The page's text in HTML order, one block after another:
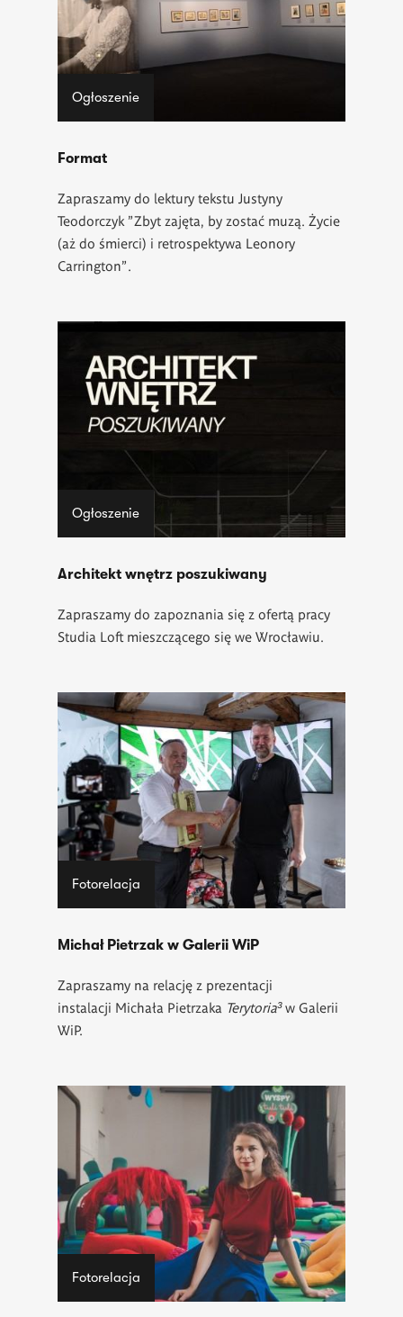
Ogłoszenie
Format
Zapraszamy do lektury tekstu Justyny
Teodorczyk "Zbyt zajęta, by zostać muzą. Życie
(aż do śmierci) i retrospektywa Leonory
Carrington".
Ogłoszenie
Architekt wnętrz poszukiwany
Zapraszamy do zapoznania się z ofertą pracy
Studia Loft mieszczącego się we Wrocławiu.
Fotorelacja
Michał Pietrzak w Galerii WiP
Zapraszamy na relację z prezentacji
instalacji Michała Pietrzaka Terytoria³w Galerii
WiP.
Fotorelacja